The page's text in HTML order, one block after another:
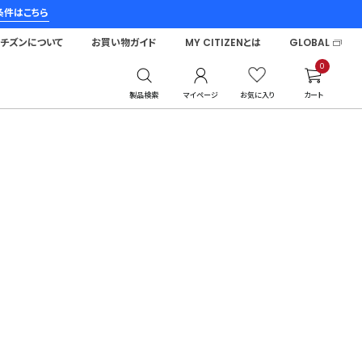
はこちら
製品検索 マイページ お気に入り
0
カート
ズンについて お買い物ガイド MY CITIZENとは GLOBAL